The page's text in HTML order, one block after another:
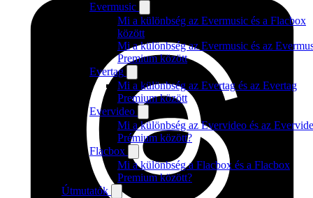
Evermusic
Mi a különbség az Evermusic és a Flacbox
között
Mi a különbség az Evermusic és az
Premium között
Evertag
Mi a különbség az Evertag és az Evertag
Premium között
Evervideo
Mi a különbség az Evervideo és az
Prémium között?
Flacbox
Mi a különbség a Flacbox és a Flacbox
Premium között?
Útmutatók